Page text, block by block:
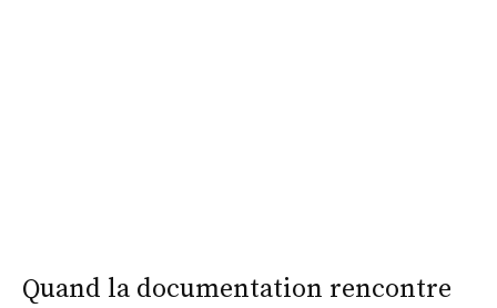
Quand la documentation rencontre